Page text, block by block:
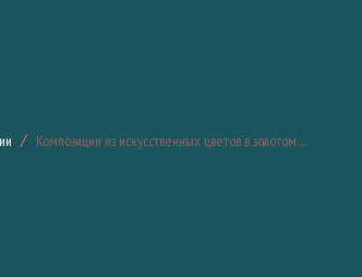
Композиция из искусственных цветов в золотом кашпо «The Golden Fleece»